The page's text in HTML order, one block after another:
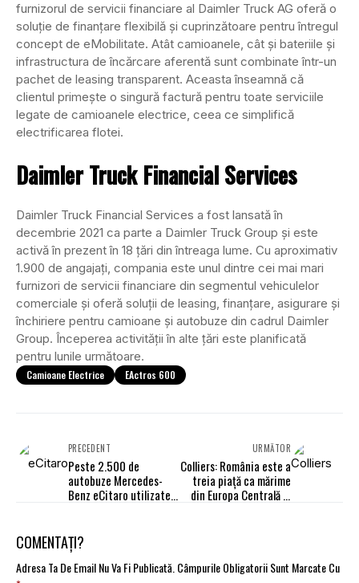
furnizorul de servicii financiare al Daimler Truck AG oferă o
soluție de finanțare flexibilă și cuprinzătoare pentru întregul
concept de eMobilitate. Atât camioanele, cât și bateriile și
infrastructura de încărcare aferentă sunt combinate într-un
pachet de leasing transparent. Aceasta înseamnă că
clientul primește o singură factură pentru toate serviciile
legate de camioanele electrice, ceea ce simplifică
electrificarea flotei.
Daimler Truck Financial Services
Daimler Truck Financial Services a fost lansată în
decembrie 2021 ca parte a Daimler Truck Group și este
activă în prezent în 18 țări din întreaga lume. Cu aproximativ
1.900 de angajați, compania este unul dintre cei mai mari
furnizori de servicii financiare din segmentul vehiculelor
comerciale și oferă soluții de leasing, finanțare, asigurare și
închiriere pentru camioane și autobuze din cadrul Daimler
Group. Începerea activității în alte țări este planificată
pentru lunile următoare.
Camioane Electrice EActros 600
PRECEDENT
Peste 2.500 de
autobuze Mercedes-
Benz eCitaro utilizate
URMĂTOR
Colliers: România este a
treia piaţă ca mărime
din Europa Centrală şi
COMENTAȚI?
Adresa Ta De Email Nu Va Fi Publicată. Câmpurile Obligatorii Sunt Marcate Cu